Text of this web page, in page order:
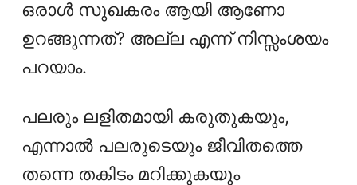
ഒരാൾ സുഖകരം ആയി ആണോ
ഉറങ്ങുന്നത്? അല്ല എന്ന് നിസ്സംശയം
പറയാം.
പലരും ലളിതമായി കരുതുകയും,
എന്നാൽ പലരുടെയും ജീവിതത്തെ
തന്നെ തകിടം മറിക്കുകയും